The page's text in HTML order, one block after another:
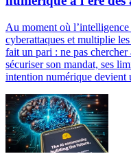
Au moment où
cyberattaques et multiplie
fait un pari : ne pas
sécuriser son mandat, ses
intention numérique devient